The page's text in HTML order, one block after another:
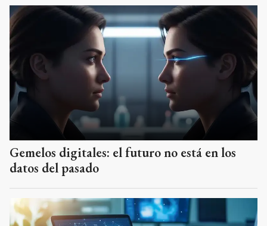
Gemelos digitales: el futuro no está en los
datos del pasado